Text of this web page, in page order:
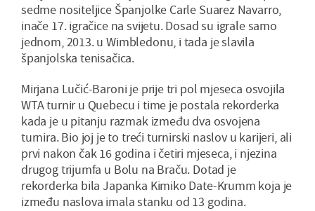
sedme nositeljice Španjolke Carle Suarez Navarro,
inače 17. igračice na svijetu. Dosad su igrale samo
jednom, 2013. u Wimbledonu, i tada je slavila
španjolska tenisačica.
Mirjana Lučić-Baroni je prije tri pol mjeseca osvojila
WTA turnir u Quebecu i time je postala rekorderka
kada je u pitanju razmak između dva osvojena
turnira. Bio joj je to treći turnirski naslov u karijeri, ali
prvi nakon čak 16 godina i četiri mjeseca, i njezina
drugog trijumfa u Bolu na Braču. Dotad je
rekorderka bila Japanka Kimiko Date-Krumm koja je
između naslova imala stanku od 13 godina.